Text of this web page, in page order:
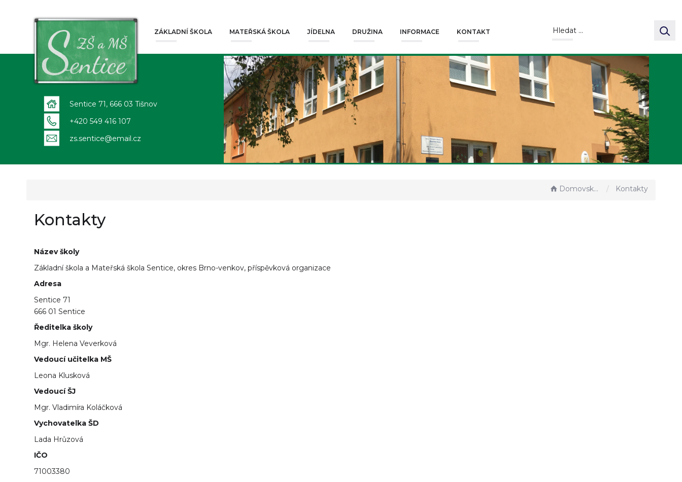
ZÁKLADNÍ ŠKOLA MATEŘSKÁ ŠKOLA JÍDELNA DRUŽINA INFORMACE KONTAKT
Sentice 71, 666 03 Tišnov
+420 549 416 107
zs.sentice@email.cz
Domovská stránka Kontakty
Kontakty
Název školy
Základní škola a Mateřská škola Sentice, okres Brno-venkov, příspěvková organizace
Adresa
Sentice 71
666 01 Sentice
Ředitelka školy
Mgr. Helena Veverková
Vedoucí učitelka MŠ
Leona Klusková
Vedoucí ŠJ
Mgr. Vladimíra Koláčková
Vychovatelka ŠD
Lada Hrůzová
IČO
71003380